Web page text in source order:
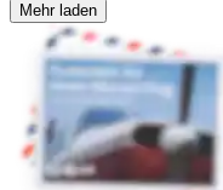
Mehr laden